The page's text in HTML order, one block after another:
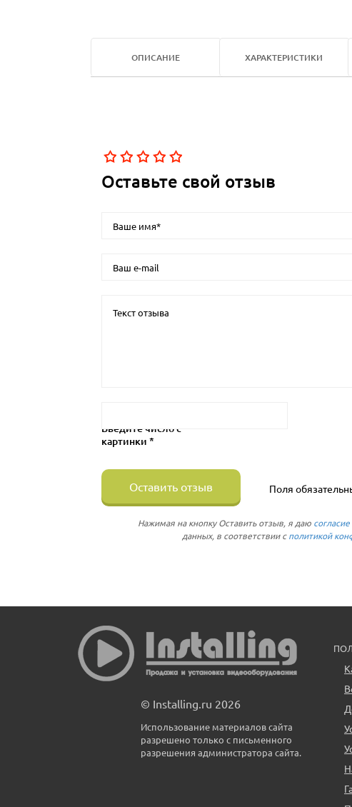
ОПИСАНИЕ ХАРАКТЕРИСТИКИ
Оставьте свой отзыв
Введите число с
картинки *
Оставить отзыв Поля
Нажимая на кнопку Оставить отзыв, я даю согласие
данных, в соответствии сполитикой
© Installing.ru 2026
Использование материалов сайта
разрешено только с письменного
разрешения администратора сайта.